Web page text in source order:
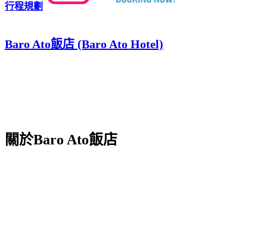
行程規劃
Baro Ato飯店 (Baro Ato Hotel)
關於Baro Ato飯店